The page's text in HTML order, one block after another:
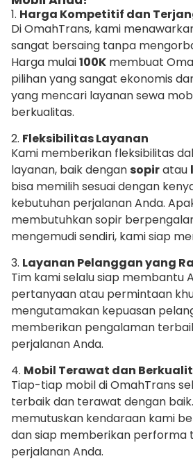
1. Harga Kompetitif dan
Di OmahTrans, kami
sangat bersaing tanpa
Harga mulai100K membuat
pilihan yang sangat ekonomis
yang mencari layanan sewa
berkualitas.
2. Fleksibilitas Layanan
Kami memberikan fleksibilitas
layanan, baik dengansopiratau
bisa memilih sesuai dengan
kebutuhan perjalanan Anda.
membutuhkan sopir
mengemudi sendiri, kami siap
3. Layanan Pelanggan yang
Tim kami selalu siap membantu
pertanyaan atau permintaan
mengutamakan kepuasan
memberikan pengalaman
perjalanan Anda.
4. Mobil Terawat dan
Tiap-tiap mobil di OmahTrans
terbaik dan terawat dengan
memutuskan kendaraan kami
dan siap memberikan performa
perjalanan Anda.